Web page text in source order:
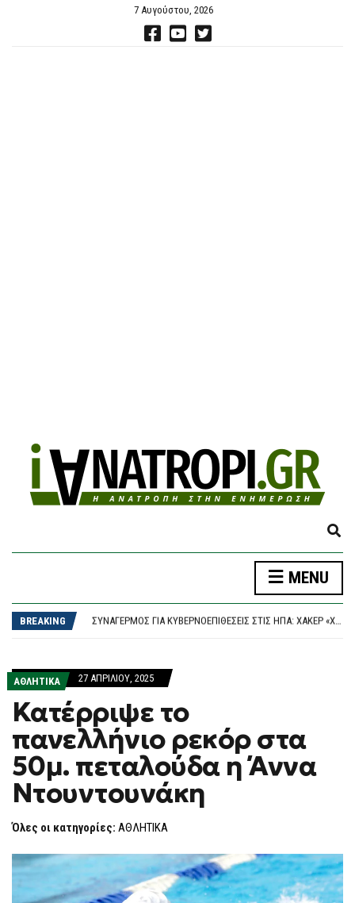
7 Αυγούστου, 2026
E
P
N
MENU
BREAKING
ΣΥΝΑΓΕΡΜΌΣ ΓΙΑ ΚΥΒΕΡΝΟΕΠΙΘΈΣΕΙΣ ΣΤΙΣ ΗΠΑ: ΧΆΚΕΡ «ΧΤΥΠΟΎΝ» ΚΟΛΟΣΣΟΎΣ ΜΕ ΈΝΑ ΤΗΛΕΦΏΝΗΜΑ – ΠΏΣ ΠΑΓΙΔΕΎΟΥΝ ΕΡΓΑΖΟΜΈΝΟΥΣ ΚΑΙ ΑΡΠΆΖΟΥΝ ΚΩΔΙΚΟΎΣ
ΤΟ ΚΟΙΝΟΒΟΎΛΙΟ ΤΟΥ ΙΡΆΝ ΕΞΕΤΆΖΕΙ ΝΟΜΟΣΧΈΔΙΟ ΠΟΥ ΘΑ ΑΠΑΓΟΡΕΎΕΙ ΣΕ ΑΜΕΡΙΚΑΝΙΚΆ ΚΑΙ ΙΣΡΑΗΛΙΝΆ ΠΛΟΊΑ ΤΗ ΔΙΈΛΕΥΣΗ ΑΠΌ ΤΑ ΣΤΕΝΆ ΤΟΥ ΟΡΜΟΎΖ
ΑΘΛΗΤΙΚΑ
27 ΑΠΡΙΛΊΟΥ, 2025
Κατέρριψε το
πανελλήνιο ρεκόρ στα
50μ. πεταλούδα η Άννα
Ντουντουνάκη
Όλες οι κατηγορίες: ΑΘΛΗΤΙΚΑ